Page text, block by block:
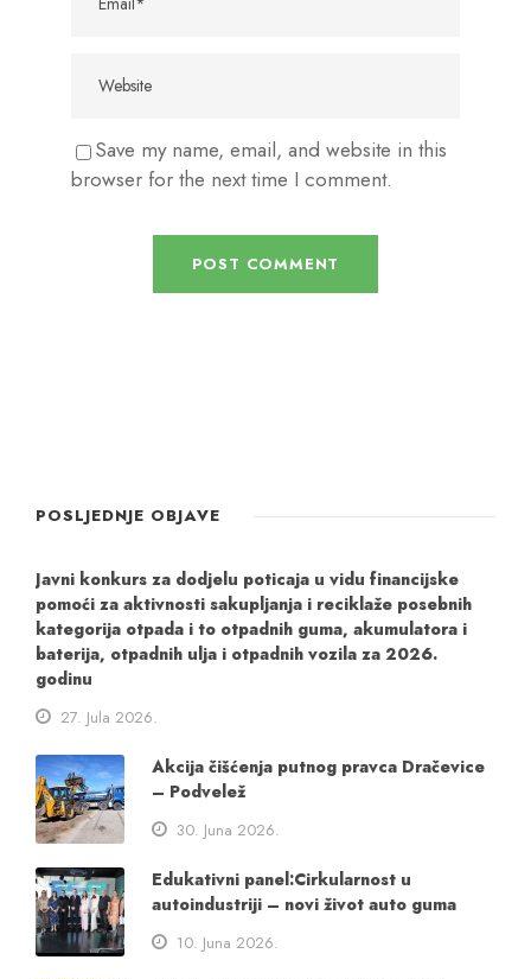
Save my name, email, and website in this
browser for the next time I comment.
POSLJEDNJE OBJAVE
Javni konkurs za dodjelu poticaja u vidu financijske
pomoći za aktivnosti sakupljanja i reciklaže posebnih
kategorija otpada i to otpadnih guma, akumulatora i
baterija, otpadnih ulja i otpadnih vozila za 2026.
godinu
27. Jula 2026.
Akcija čišćenja putnog pravca Dračevice
– Podvelež
30. Juna 2026.
Edukativni panel:Cirkularnost u
autoindustriji – novi život auto guma
10. Juna 2026.